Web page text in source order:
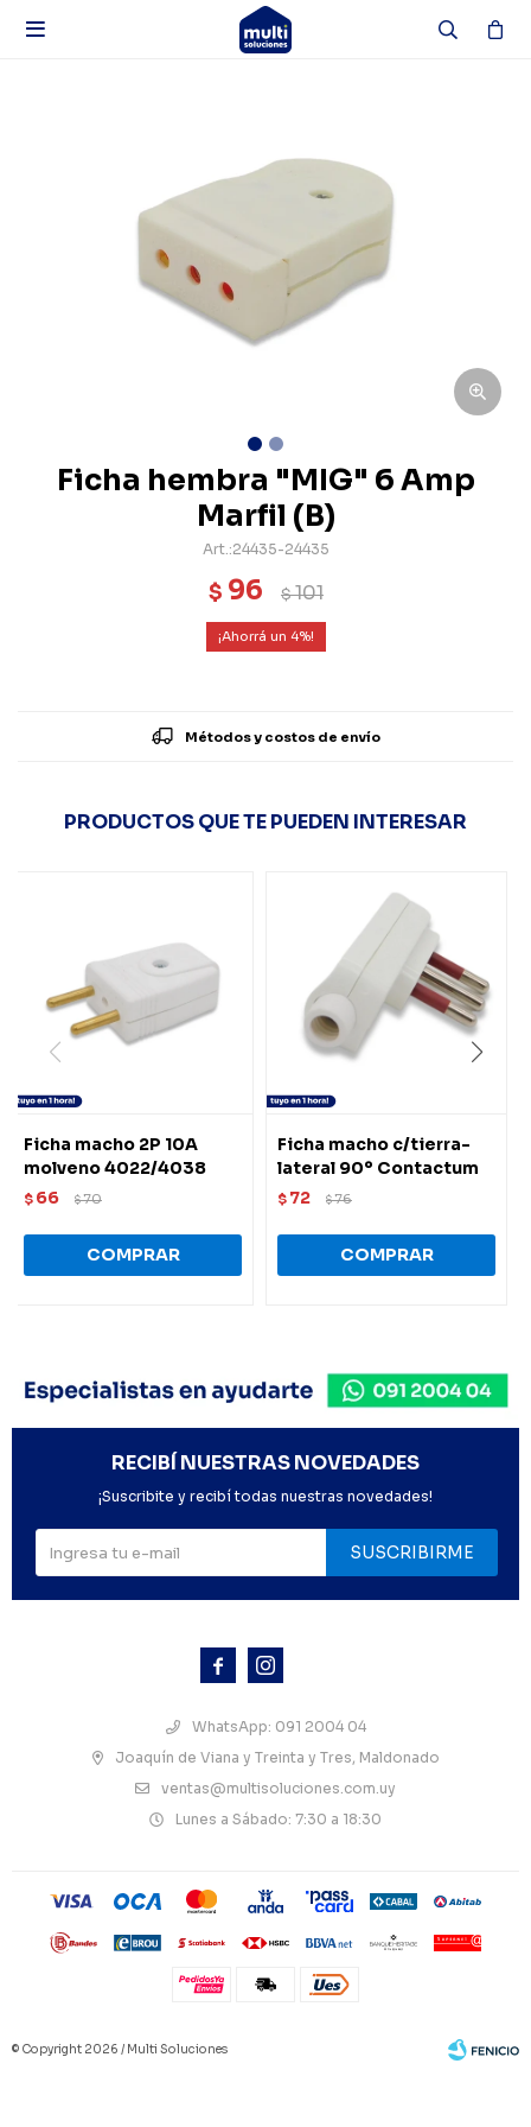

Ficha hembra "MIG" 6 Amp
Marfil (B)
24435-24435
$ 96 $101
4
Métodos y costos de envío
PRODUCTOS QUE TE PUEDEN INTERESAR
Ficha macho 2P 10A
molveno 4022/4038
$ 66 $70
Ficha macho c/tierra-
lateral 90º Contactum
$ 72 $76
 
WhatsApp: 091 2004 04
Joaquín de Viana y Treinta y Tres, Maldonado
ventas@multisoluciones.com.uy
Lunes a Sábado: 7:30 a 18:30
RECIBÍ NUESTRAS NOVEDADES
¡Suscribite y recibí todas nuestras novedades!
SUSCRIBIRME
© Copyright 2026 / Multi Soluciones